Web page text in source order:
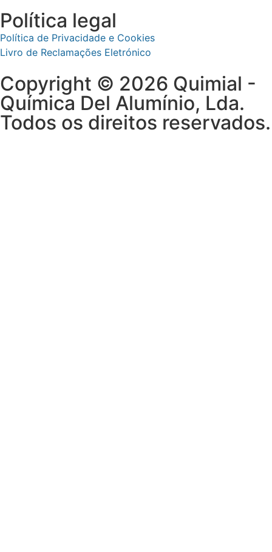
Política legal
Política de Privacidade e Cookies
Livro de Reclamações Eletrónico
Copyright © 2026 Quimial -
Química Del Alumínio, Lda.
Todos os direitos reservados.